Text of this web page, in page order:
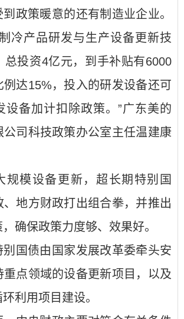
到政策暖意的还有制造业企业。
冷产品研发与生产设备更新技
总投资4亿元，到手补贴有6000
例达15%，投入的研发设备还可
设备加计扣除政策。”广东美的
公司科技政策办公室主任温建康
规模设备更新，超长期特别国
、地方财政打出组合拳，并推出
确保政策力度够、效果好。
别国债由国家发展改革委牵头安
重点领域的设备更新项目，以及
利用项目建设。